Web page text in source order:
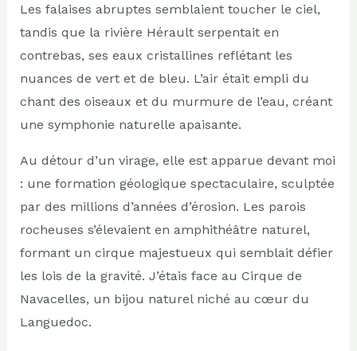
Les falaises abruptes semblaient toucher le ciel,
tandis que la rivière Hérault serpentait en
contrebas, ses eaux cristallines reflétant les
nuances de vert et de bleu. L’air était empli du
chant des oiseaux et du murmure de l’eau, créant
une symphonie naturelle apaisante.
Au détour d’un virage, elle est apparue devant moi
: une formation géologique spectaculaire, sculptée
par des millions d’années d’érosion. Les parois
rocheuses s’élevaient en amphithéâtre naturel,
formant un cirque majestueux qui semblait défier
les lois de la gravité. J’étais face au Cirque de
Navacelles, un bijou naturel niché au cœur du
Languedoc.